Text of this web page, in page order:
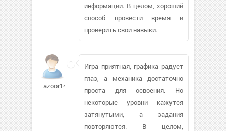
информации. В целом, хороший
способ провести время и
проверить свои навыки.
azoor148
Игра приятная, графика радует
глаз, а механика достаточно
проста для освоения. Но
некоторые уровни кажутся
затянутыми, а задания
повторяются. В целом,